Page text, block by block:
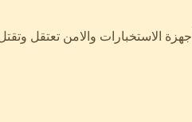
أجهزة الاستخبارات والامن تعتقل